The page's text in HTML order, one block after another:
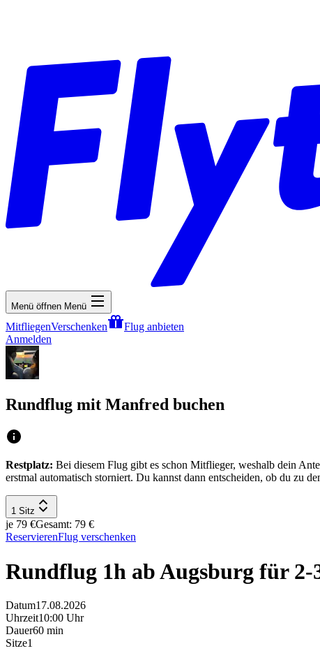
Menü öffnen Menü
MitfliegenVerschenken
Flug anbieten
Anmelden
Rundflug mit Manfred buchen
Restplatz: Bei diesem Flug gibt es schon Mitflieger, weshalb dein
erstmal automatisch storniert. Du kannst dann entscheiden, ob du zu
1 Sitz
je 79 €Gesamt: 79 €
ReservierenFlug verschenken
Rundflug 1h ab Augsburg für 2-
Datum17.08.2026
Uhrzeit10:00 Uhr
Dauer60 min
Sitze1